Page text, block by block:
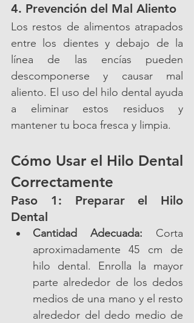
4. Prevención del Mal Aliento
Los restos de alimentos atrapados
entre los dientes y debajo de la
línea de las encías pueden
descomponerse y causar mal
aliento. El uso del hilo dental ayuda
a eliminar estos residuos y
mantener tu boca fresca y limpia.
Cómo Usar el Hilo Dental
Correctamente
Paso 1: Preparar el Hilo
Dental
Cantidad Adecuada: Corta
aproximadamente 45 cm de
hilo dental. Enrolla la mayor
parte alrededor de los dedos
medios de una mano y el resto
alrededor del dedo medio de